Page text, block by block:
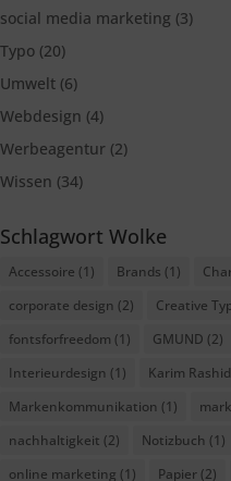
social media marketing (3)
Typo (20)
Umwelt (6)
Webdesign (4)
Werbeagentur (2)
Wissen (34)
Schlagwort Wolke
Accessoire (1) Brands (1)
corporate design (2) Creative
fontsforfreedom (1) GMUND (2)
Interieurdesign (1) Karim Rashid
Markenkommunikation (1)
nachhaltigkeit (2) Notizbuch (1)
online marketing (1) Papier (2)